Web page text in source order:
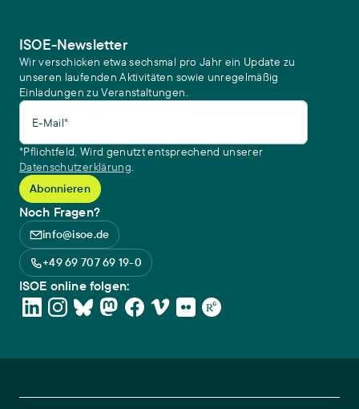
ISOE-Newsletter
Wir verschicken etwa sechsmal pro Jahr ein Update zu
unseren laufenden Aktivitäten sowie unregelmäßig
Einladungen zu Veranstaltungen.
E-Mail*
*Pflichtfeld. Wird genutzt entsprechend unserer
Datenschutzerklärung.
Noch Fragen?
info@isoe.de
+49 69 707 69 19-0
ISOE online folgen: